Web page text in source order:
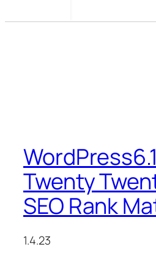
Twenty
SEO Rank
1.4.23